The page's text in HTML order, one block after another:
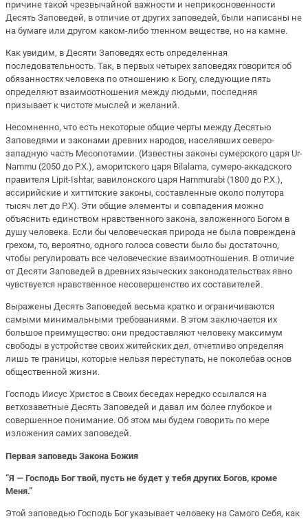
причине такой чрезвычайной важности и неприкосновенности
Десять Заповедей, в отличие от других заповедей, были написаны не
на бумаге или другом каком-либо тленном веществе, но на камне.
Как увидим, в Десяти Заповедях есть определенная
последовательность. Так, в первых четырех заповедях говорится об
обязанностях человека по отношению к Богу, следующие пять
определяют взаимоотношения между людьми, последняя
призывает к чистоте мыслей и желаний.
Несомненно, что есть некоторые общие черты между Десятью
Заповедями и законами древних народов, населявших северо-
западную часть Месопотамии. (Известны законы сумерского царя Ur-
Nаmmu (2050 до Р.Х.), аморитского царя Bilаlаmа, сумеро-аккадского
правителя Lipit-Ishtаr, вавилонского царя Hаmmurаbi (1800 до Р.Х.),
ассирийские и хиттитские законы, составленные около полутора
тысяч лет до Р.Х). Эти общие элементы и совпадения можно
объяснить единством нравственного закона, заложенного Богом в
душу человека. Если бы человеческая природа не была повреждена
грехом, то, вероятно, одного голоса совести было бы достаточно,
чтобы регулировать все человеческие взаимоотношения. В отличие
от Десяти Заповедей в древних языческих законодательствах явно
чувствуется нравственное несовершенство их составителей.
Выражены Десять Заповедей весьма кратко и ограничиваются
самыми минимальными требованиями. В этом заключается их
большое преимущество: они предоставляют человеку максимум
свободы в устройстве своих житейских дел, отчетливо определяя
лишь те границы, которые нельзя переступать, не поколебав основ
общественной жизни.
Господь Иисус Христос в Своих беседах нередко ссылался на
ветхозаветные Десять Заповедей и давал им более глубокое и
совершенное понимание. Об этом мы будем говорить по мере
изложения самих заповедей.
Первая заповедь Закона Божия
“Я — Господь Бог твой, пусть не будет у тебя других Богов, кроме
Меня.”
Этой заповедью Господь Бог указывает человеку на Самого Себя, как